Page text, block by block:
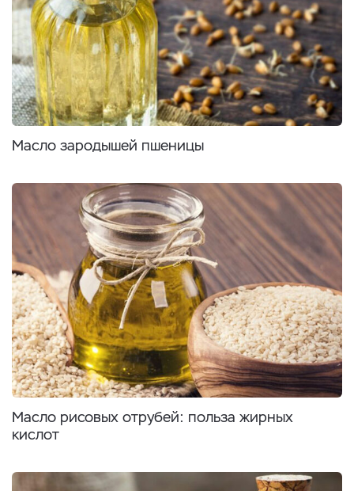
Масло зародышей пшеницы
Масло рисовых отрубей: польза жирных
кислот